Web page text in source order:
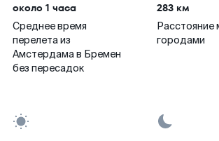
около 1 часа
Среднее время
перелета из
Амстердама в Бремен
без пересадок
283 км
Расстояние
городами